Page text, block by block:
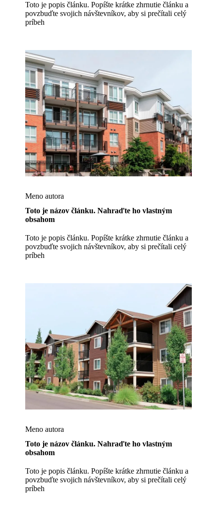
Toto je popis článku. Popíšte krátke zhrnutie článku a
povzbuďte svojich návštevníkov, aby si prečítali celý
príbeh
Meno autora
Toto je názov článku. Nahraďte ho vlastným
obsahom
Toto je popis článku. Popíšte krátke zhrnutie článku a
povzbuďte svojich návštevníkov, aby si prečítali celý
príbeh
Meno autora
Toto je názov článku. Nahraďte ho vlastným
obsahom
Toto je popis článku. Popíšte krátke zhrnutie článku a
povzbuďte svojich návštevníkov, aby si prečítali celý
príbeh